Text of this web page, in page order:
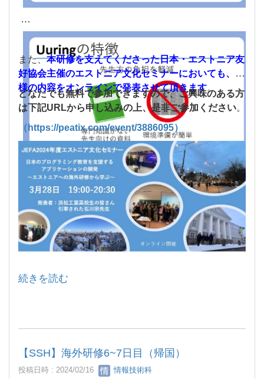
また、本研修を支えてくださった日本・エストニア友
好協会主催のエストニア文化セミナーにおいても、同
様の内容をオンラインで発表させて頂きます。
どなたでも無料で参加できますので、ご興味のある方
は下記URLから申し込みの上、是非ご参加ください。
（https://peatix.com/event/3886095）
続きを読む
【SSH】海外研修6~7日目（帰国）
投稿日時 : 2024/02/16 情報技術科